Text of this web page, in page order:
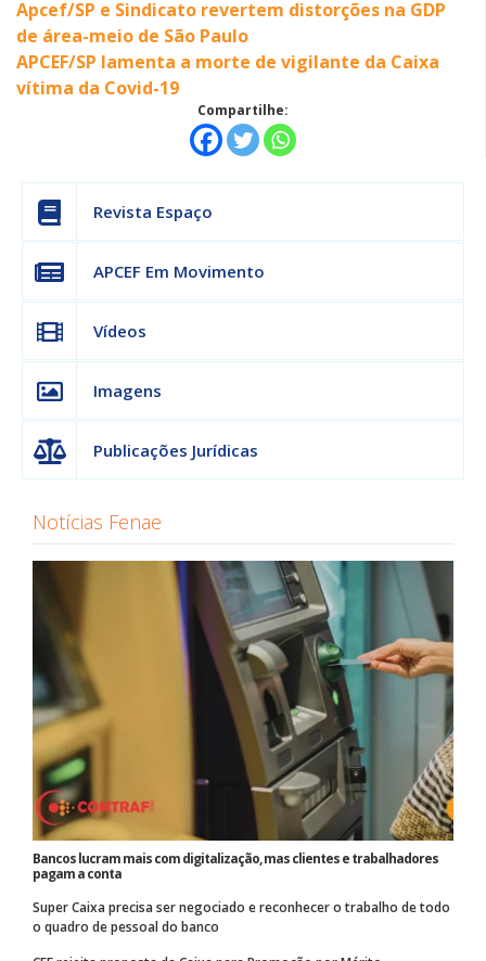
Apcef/SP e Sindicato revertem distorções na GDP
de área-meio de São Paulo
APCEF/SP lamenta a morte de vigilante da Caixa
vítima da Covid-19
Compartilhe:
Revista Espaço
APCEF Em Movimento
Vídeos
Imagens
Publicações Jurídicas
Notícias Fenae
Bancos lucram mais com digitalização, mas clientes e trabalhadores
pagam a conta
Super Caixa precisa ser negociado e reconhecer o trabalho de todo
o quadro de pessoal do banco